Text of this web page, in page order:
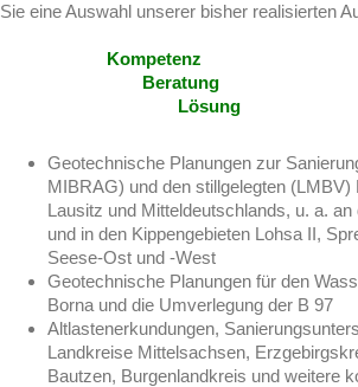
Sie eine Auswahl unserer bisher realisierten
Kompetenz
Beratung
Lösung
Geotechnische Planungen zur
MIBRAG) und den stillgelegten
Lausitz und Mitteldeutschlands, u. a.
und in den Kippengebieten Lohsa II,
Seese-Ost und -West
Geotechnische Planungen für den
Borna und die Umverlegung der B 97
Altlastenerkundungen,
Landkreise Mittelsachsen,
Bautzen, Burgenlandkreis und weitere